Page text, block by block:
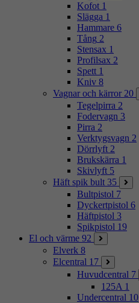
Kofot 1
Slägga 1
Hammare 6
Tång 2
Stensax 1
Profilsax 2
Spett 1
Kniv 8
Vagnar och kärror 20
Tegelpirra 2
Fodervagn 3
Pirra 2
Verktygsvagn 2
Dörrlyft 2
Brukskärra 1
Skivlyft 5
Häft spik bult 35
Bultpistol 7
Dyckertpistol 6
Häftpistol 3
Spikpistol 19
El och värme 92
Elverk 8
Elcentral 17
Huvudcentral 7
125A 1
Undercentral 10